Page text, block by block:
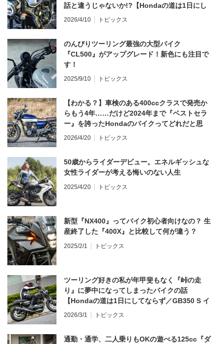
話と違うじゃないか!?【Hondaの道は1日にし
てならず／CB1000F ①第一印象 編】
2026/4/10 トピックス
のんびりツーリング最強の大型バイク
『CL500』がアップグレード！新色にも注目で
す！
2025/9/10 トピックス
【わかる？】車検のある400ccクラスで発売か
らもう4年……だけど2024年まで『ベストセラ
ー』を誇ったHondaのバイクってどれだと思
う？
2026/4/20 トピックス
50歳からライダーデビュー。エネルギッシュな
女性ライダーが考える悔いのない人生
2025/4/20 トピックス
新型『NX400』ってバイク初心者向けなの？ 生
産終了した『400X』と比較して何が違う？
2025/2/1 トピックス
ツーリング好きの私が年甲斐もなく『峠の走
り』に夢中になってしまったバイクの話
【Hondaの道は1日にしてならず／GB350 S イ
ンプレ・レビュー 前編】
2026/3/1 トピックス
通勤・通学、二人乗りもOKの遊べる125cc『ダ